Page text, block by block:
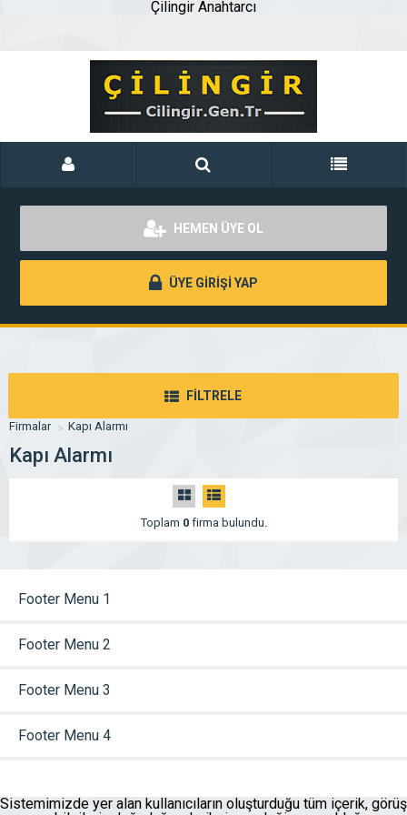
Çilingir Anahtarcı
HEMEN ÜYE OL
ÜYE GİRİŞİ YAP
FİLTRELE
Firmalar Kapı Alarmı
Kapı Alarmı
Toplam 0firma bulundu.
Footer Menu 1
Footer Menu 2
Footer Menu 3
Footer Menu 4
Sistemimizde yer alan kullanıcıların oluşturduğu tüm içerik, görüş